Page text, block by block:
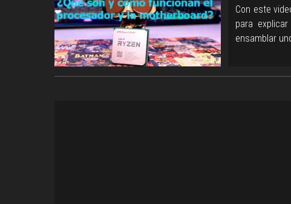
Con este
para
ensamblar